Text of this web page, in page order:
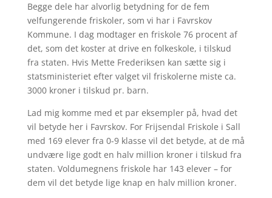
Begge dele har alvorlig betydning for de fem
velfungerende friskoler, som vi har i Favrskov
Kommune. I dag modtager en friskole 76 procent af
det, som det koster at drive en folkeskole, i tilskud
fra staten. Hvis Mette Frederiksen kan sætte sig i
statsministeriet efter valget vil friskolerne miste ca.
3000 kroner i tilskud pr. barn.
Lad mig komme med et par eksempler på, hvad det
vil betyde her i Favrskov. For Frijsendal Friskole i Sall
med 169 elever fra 0-9 klasse vil det betyde, at de må
undvære lige godt en halv million kroner i tilskud fra
staten. Voldumegnens friskole har 143 elever – for
dem vil det betyde lige knap en halv million kroner.